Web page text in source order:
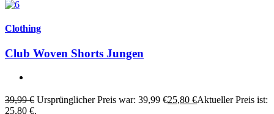
Clothing
Club Woven Shorts Jungen
39,99€ Ursprünglicher Preis war: 39,99 €25,80 €Aktueller Preis ist:
25,80 €.